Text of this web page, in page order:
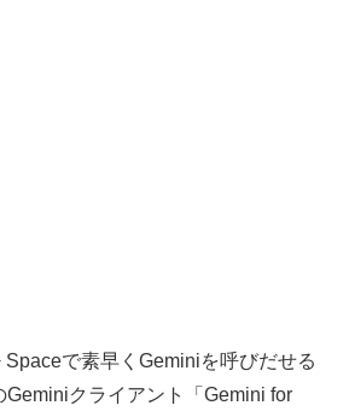
で素早くGeminiを呼びだせる
Geminiクライアント「Gemini for